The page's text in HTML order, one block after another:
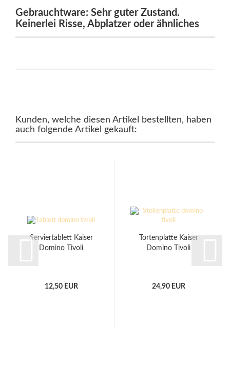
Gebrauchtware: Sehr guter Zustand.
Keinerlei Risse, Abplatzer oder ähnliches
Kunden, welche diesen Artikel bestellten, haben
auch folgende Artikel gekauft:
Serviertablett Kaiser
Domino Tivoli
12,50 EUR
Tortenplatte Kaiser
Domino Tivoli
24,90 EUR